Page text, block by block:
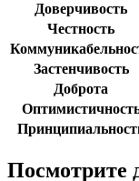
Доверчивость
Честность
Застенчивость
Доброта
Посмотрите